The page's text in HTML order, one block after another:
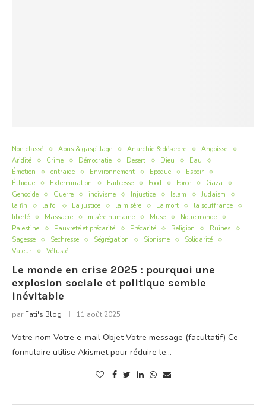
Non classé Abus & gaspillage Anarchie & désordre
Angoisse
Aridité
Crime Démocratie Desert Dieu
Eau
Émotion
entraide Environnement Epoque
Espoir
Éthique
Extermination Faiblesse Food Force
Gaza
Genocide
Guerre incivisme Injustice Islam
Judaism
la fin
la foi La justice la misère La mort
la souffrance
liberté
Massacre misère humaine Muse
Notre monde
Palestine
Pauvreté et précarité Précarité Religion
Ruines
Sagesse
Sechresse Ségrégation Sionisme
Solidarité
Valeur
Vétusté
Le monde en crise 2025 : pourquoi une
explosion sociale et politique semble
inévitable
par Fati's Blog 11 août 2025
Votre nom Votre e-mail Objet Votre message (facultatif) Ce
formulaire utilise Akismet pour réduire le…